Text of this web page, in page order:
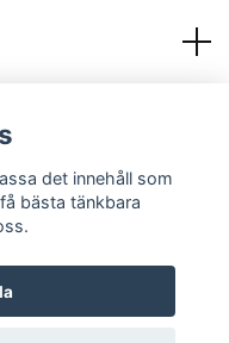
det innehåll som
bästa tänkbara